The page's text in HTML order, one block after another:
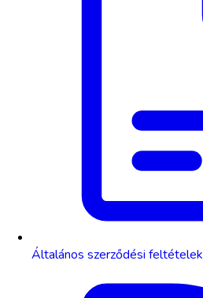
Általános szerződési feltételek